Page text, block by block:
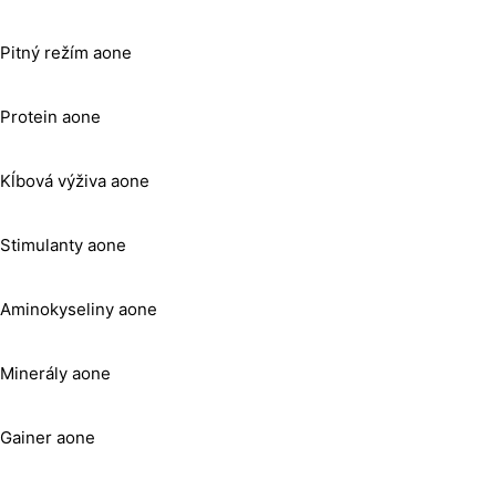
Pitný režím aone
Protein aone
Kĺbová výživa aone
Stimulanty aone
Aminokyseliny aone
Minerály aone
Gainer aone